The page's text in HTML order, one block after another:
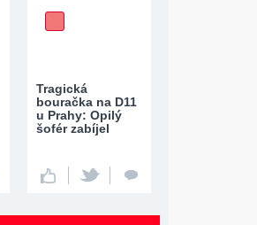
Tragická
bouračka na D11
u Prahy: Opilý
šofér zabíjel